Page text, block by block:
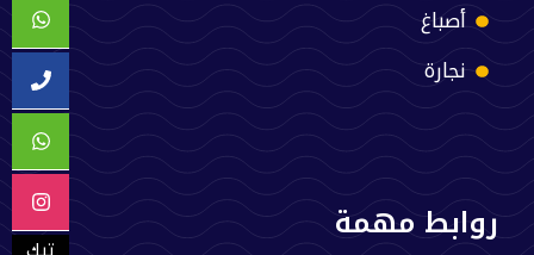
أصباغ
نجارة
روابط مهمة